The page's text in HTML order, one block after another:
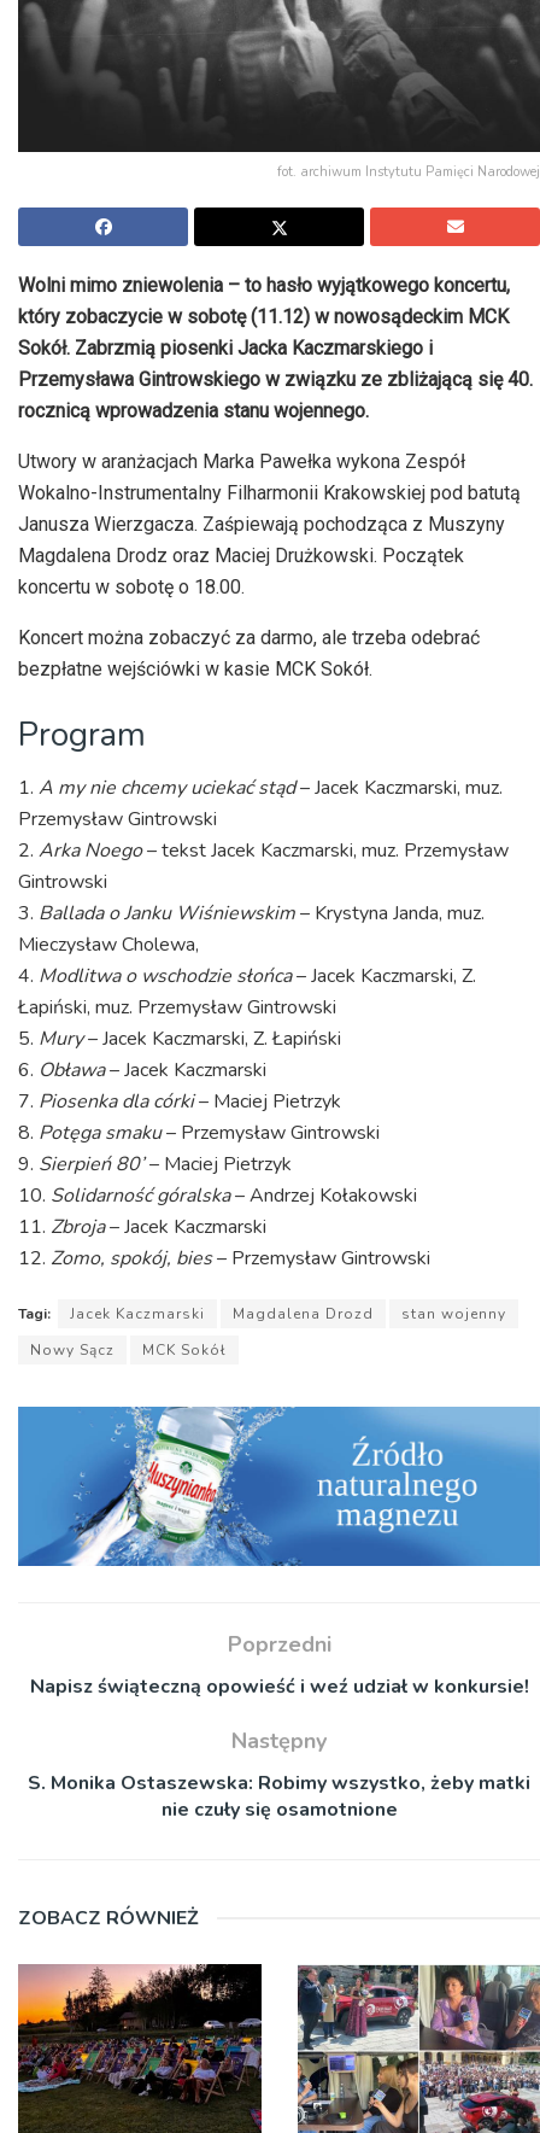
fot. archiwum Instytutu Pamięci Narodowej
Wolni mimo zniewolenia – to hasło wyjątkowego koncertu,
który zobaczycie w sobotę (11.12) w nowosądeckim MCK
Sokół. Zabrzmią piosenki Jacka Kaczmarskiego i
Przemysława Gintrowskiego w związku ze zbliżającą się 40.
rocznicą wprowadzenia stanu wojennego.
Utwory w aranżacjach Marka Pawełka wykona Zespół
Wokalno-Instrumentalny Filharmonii Krakowskiej pod batutą
Janusza Wierzgacza. Zaśpiewają pochodząca z Muszyny
Magdalena Drodz oraz Maciej Drużkowski. Początek
koncertu w sobotę o 18.00.
Koncert można zobaczyć za darmo, ale trzeba odebrać
bezpłatne wejściówki w kasie MCK Sokół.
Program
1. A my nie chcemy uciekać stąd– Jacek Kaczmarski, muz.
Przemysław Gintrowski
2. Arka Noego– tekst Jacek Kaczmarski, muz. Przemysław
Gintrowski
3. Ballada o Janku Wiśniewskim– Krystyna Janda, muz.
Mieczysław Cholewa,
4. Modlitwa o wschodzie słońca– Jacek Kaczmarski, Z.
Łapiński, muz. Przemysław Gintrowski
5. Mury– Jacek Kaczmarski, Z. Łapiński
6. Obława– Jacek Kaczmarski
7. Piosenka dla córki– Maciej Pietrzyk
8. Potęga smaku– Przemysław Gintrowski
9. Sierpień 80’– Maciej Pietrzyk
10. Solidarność góralska– Andrzej Kołakowski
11. Zbroja– Jacek Kaczmarski
12. Zomo, spokój, bies– Przemysław Gintrowski
Tagi: Jacek Kaczmarski Magdalena Drozd
stan wojenny
Nowy Sącz
MCK Sokół
Poprzedni
Napisz świąteczną opowieść i weź udział w konkursie!
Następny
S. Monika Ostaszewska: Robimy wszystko, żeby matki
nie czuły się osamotnione
ZOBACZ RÓWNIEŻ